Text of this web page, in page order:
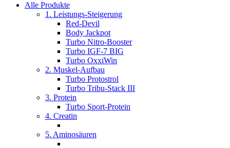
Alle Produkte
1. Leistungs-Steigerung
Red-Devil
Body Jackpot
Turbo Nitro-Booster
Turbo IGF-7 BIG
Turbo OxxiWin
2. Muskel-Aufbau
Turbo Protostrol
Turbo Tribu-Stack III
3. Protein
Turbo Sport-Protein
4. Creatin
5. Aminosäuren